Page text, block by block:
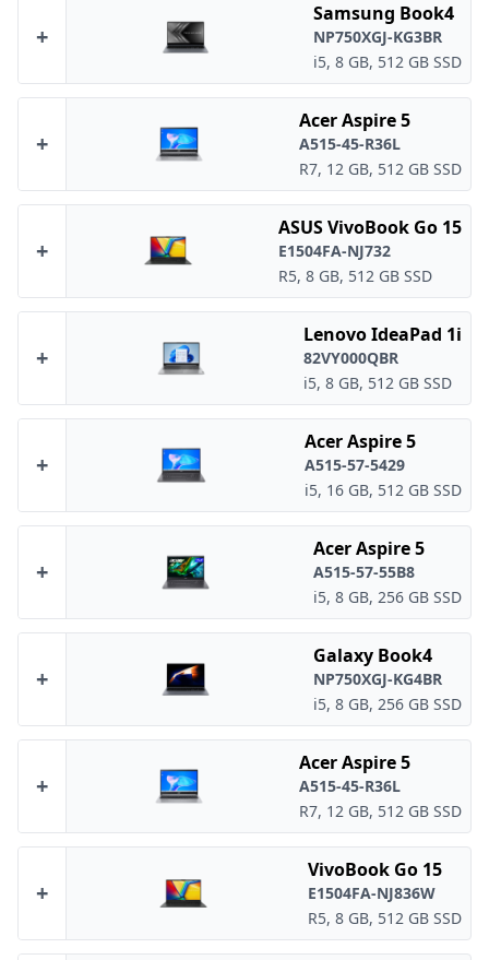
+
Samsung Book4
NP750XGJ-KG3BR
i5, 8 GB, 512 GB SSD
+
Acer Aspire 5
A515-45-R36L
R7, 12 GB, 512 GB SSD
+
ASUS VivoBook Go 15
E1504FA-NJ732
R5, 8 GB, 512 GB SSD
+
Lenovo IdeaPad 1i
82VY000QBR
i5, 8 GB, 512 GB SSD
+
Acer Aspire 5
A515-57-5429
i5, 16 GB, 512 GB SSD
+
Acer Aspire 5
A515-57-55B8
i5, 8 GB, 256 GB SSD
+
Galaxy Book4
NP750XGJ-KG4BR
i5, 8 GB, 256 GB SSD
+
Acer Aspire 5
A515-45-R36L
R7, 12 GB, 512 GB SSD
+
VivoBook Go 15
E1504FA-NJ836W
R5, 8 GB, 512 GB SSD